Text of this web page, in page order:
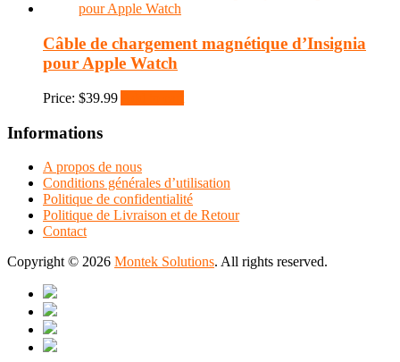
Câble de chargement magnétique d’Insignia
pour Apple Watch
Price: $39.99
Informations
A propos de nous
Conditions générales d’utilisation
Politique de confidentialité
Politique de Livraison et de Retour
Contact
Copyright © 2026 Montek Solutions. All rights reserved.